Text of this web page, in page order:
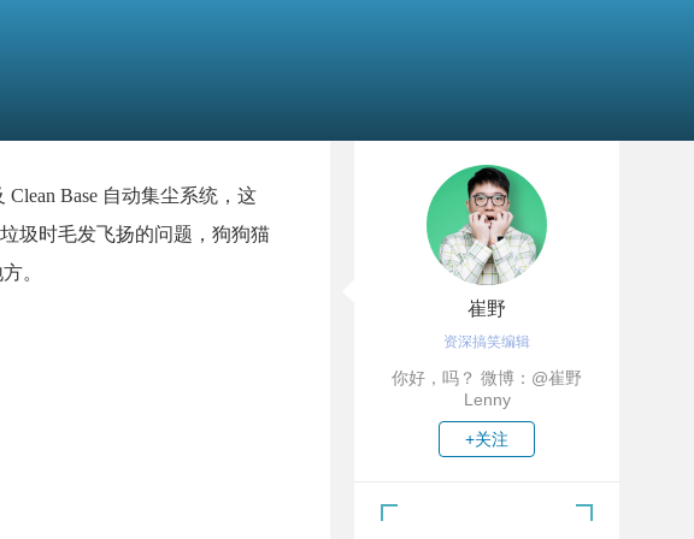
Base 自动集尘系统，这
圾时毛发飞扬的问题，狗狗猫
。
崔野
资深搞笑编辑
你好，吗？ 微博：@崔野
Lenny
+关注